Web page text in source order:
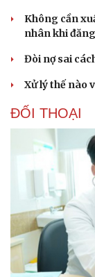
Dinh dưỡng -
Sản phụ khoa
Nhi khoa
Nam khoa
Làm đẹp - giảm
Phòng mạch
Ăn sạch sống
Không cần
nhân khi
Đòi nợ sai
Xử lý thế nào
ĐỐI THOẠI